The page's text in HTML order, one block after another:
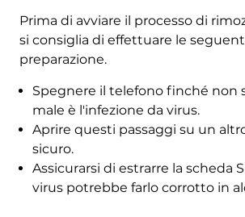
Prima di avviare il processo di
si consiglia di effettuare le
preparazione.
Spegnere il telefono finché non
male è l'infezione da virus.
Aprire questi passaggi su un
sicuro.
Assicurarsi di estrarre la scheda
virus potrebbe farlo corrotto in